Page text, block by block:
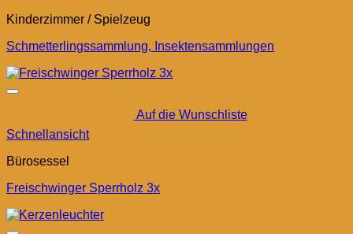
Kinderzimmer / Spielzeug
Schmetterlingssammlung, Insektensammlungen
Auf die Wunschliste
Schnellansicht
Bürosessel
Freischwinger Sperrholz 3x